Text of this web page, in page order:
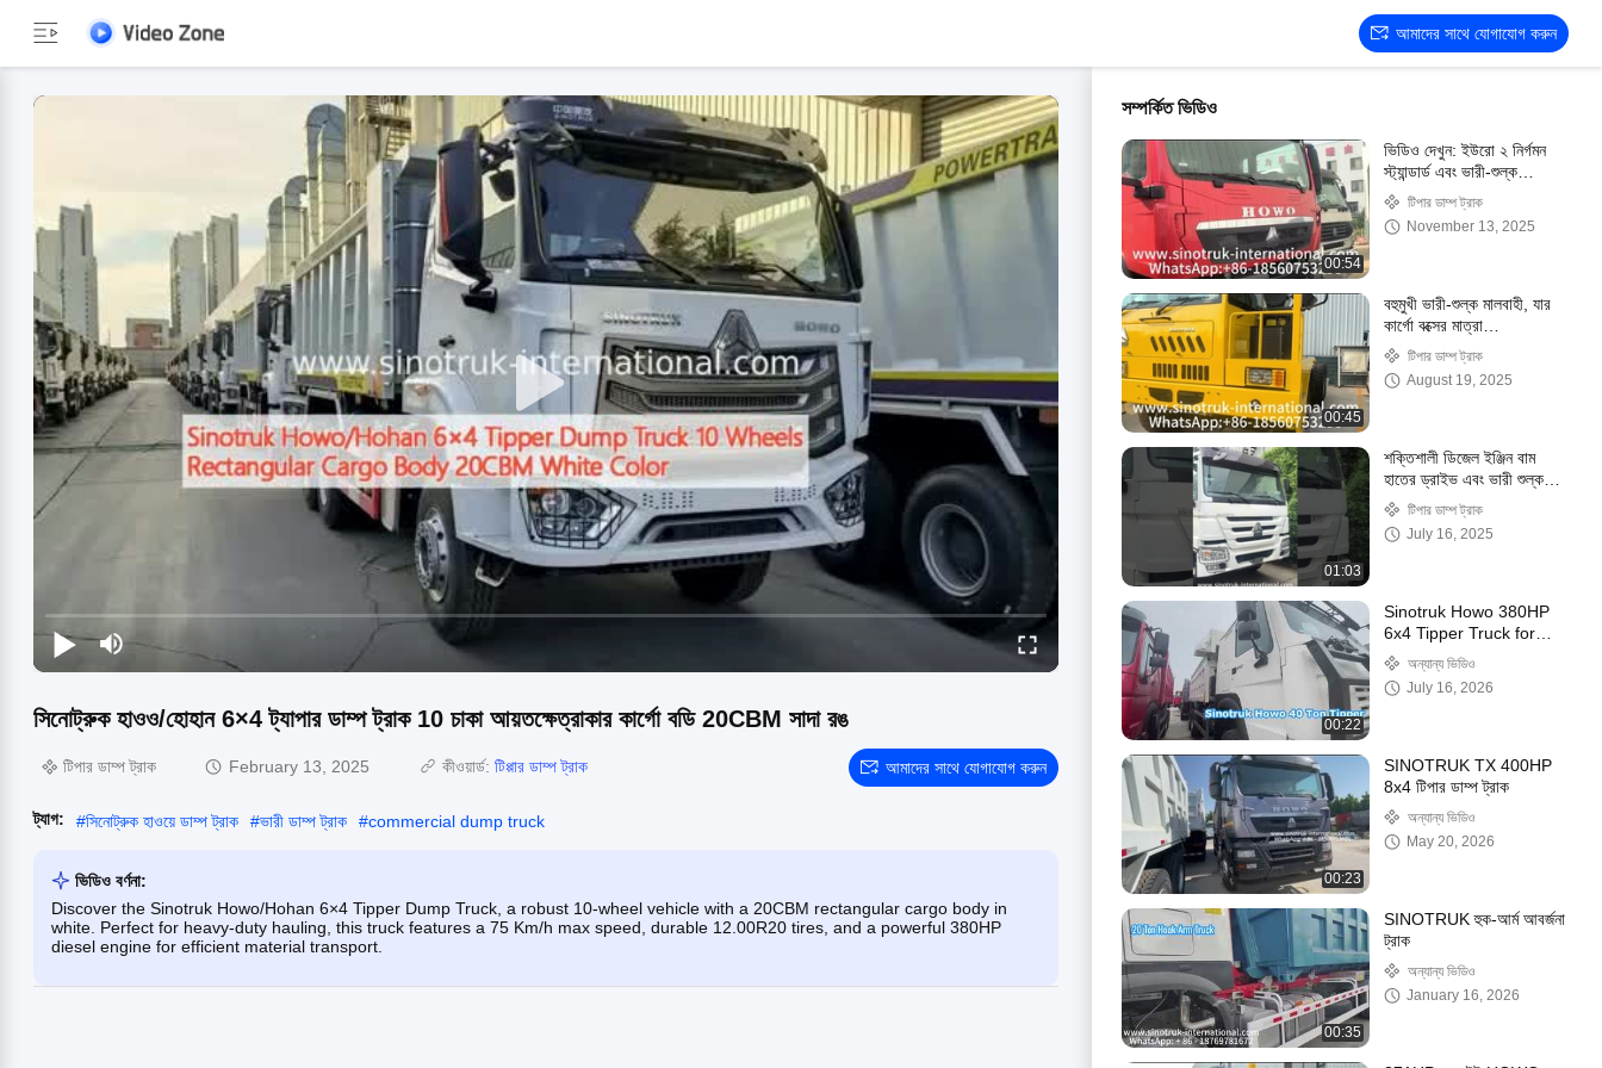
আমাদের সাথে যোগাযোগ করুন
সিনোট্রুক হাওও/হোহান 6×4 ট্যাপার ডাম্প ট্রাক 10 চাকা আয়তক্ষেত্রাকার কার্গো বডি 20CBM সাদা রঙ
টিপার ডাম্প ট্রাক February 13, 2025 কীওয়ার্ড: টিপ্পার ডাম্প ট্রাক আমাদের সাথে যোগাযোগ করুন
ট্যাগ: #সিনোট্রুক হাওয়ে ডাম্প ট্রাক #ভারী ডাম্প ট্রাক #commercial dump truck
ভিডিও বর্ণনা:
Discover the Sinotruk Howo/Hohan 6×4 Tipper Dump Truck, a robust 10-wheel vehicle with a 20CBM rectangular cargo body in
white. Perfect for heavy-duty hauling, this truck features a 75 Km/h max speed, durable 12.00R20 tires, and a powerful 380HP
diesel engine for efficient material transport.
সম্পর্কিত ভিডিও
00:54
ভিডিও দেখুন: ইউরো ২ নির্গমন
স্ট্যান্ডার্ড এবং ভারী-শুল্ক
পরিবহনের জন্য SINOTRUK
৬*৪ টিপার ট্রাকের প্রদর্শনী
টিপার ডাম্প ট্রাক
November 13, 2025
00:45
বহুমুখী ভারী-শুল্ক মালবাহী, যার
কার্গো বক্সের মাত্রা
5800*3200*1800মিমি এবং
ট্রাক ক্যাবিন HW7D
টিপার ডাম্প ট্রাক
August 19, 2025
01:03
শক্তিশালী ডিজেল ইঞ্জিন বাম
হাতের ড্রাইভ এবং ভারী শুল্ক
পরিবহনের জন্য ভারী শুল্ক
বহনকারী
টিপার ডাম্প ট্রাক
July 16, 2025
00:22
Sinotruk Howo 380HP
6x4 Tipper Truck for
Heavy Construction
অন্যান্য ভিডিও
July 16, 2026
00:23
SINOTRUK TX 400HP
8x4 টিপার ডাম্প ট্রাক
অন্যান্য ভিডিও
May 20, 2026
00:35
SINOTRUK হুক-আর্ম আবর্জনা
ট্রাক
অন্যান্য ভিডিও
January 16, 2026